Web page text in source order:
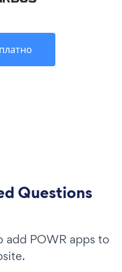
Questions
add POWR apps to